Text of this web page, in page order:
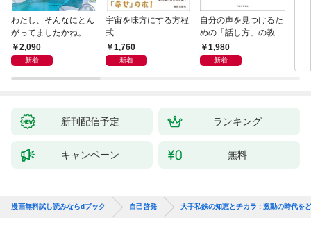
わたし、そんなにとん
がってましたかね。
獅子座、Ａ型、丙午は
めぐる
2,090
新着
宇宙を味方にする方程
式
1,760
新着
自分の声を見つけるた
めの「話し方」の教
室 Ｏｒａｃｙ（オラ
シー）
1,980
新着
基
新刊配信予定 ランキング
キャンペーン 無料
漫画無料試し読みならdブック 自己啓発 大手私鉄の知恵とチカラ : 激動の時代を